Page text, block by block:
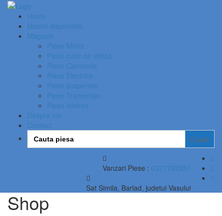
Home
Masini disponibile
Magazin
Piese Motor
Piese cutie de viteza
Piese Caroserie
Piese Electrice
Piese suspensie
Piese Transmisie
Piese Interior
Despre noi
Contact
Search
for:
Vanzari Piese : 0371782551
Sat Simila, Barlad, judetul Vasului
Shop